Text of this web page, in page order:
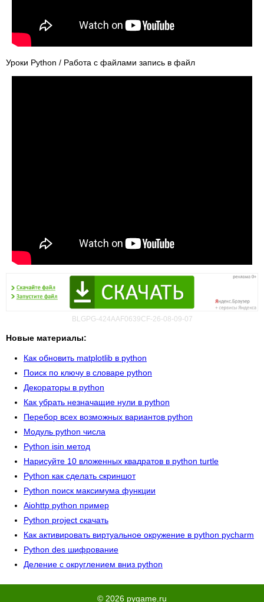
Уроки Python / Работа с файлами запись в файл
BLGPG-424AAF0639CF-26-08-09-07
Новые материалы:
Как обновить matplotlib в python
Поиск по ключу в словаре python
Декораторы в python
Как убрать незначащие нули в python
Перебор всех возможных вариантов python
Модуль python числа
Python isin метод
Нарисуйте 10 вложенных квадратов в python turtle
Python как сделать скриншот
Python поиск максимума функции
Aiohttp python пример
Python project скачать
Как активировать виртуальное окружение в python pycharm
Python des шифрование
Деление с округлением вниз python
© 2026 pygame.ru